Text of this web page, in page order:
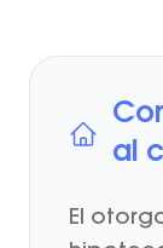
al
El